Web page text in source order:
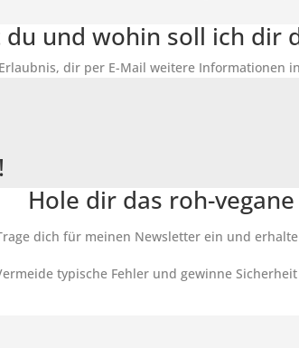
und wohin soll ich dir
dir per E-Mail weitere Informationen
Hole dir das roh-
dich für meinen Newsletter ein und
typische Fehler und gewinne